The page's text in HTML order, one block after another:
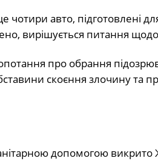
авто, підготовлені
вирішується питання
про обрання
скоєння злочину та
допомогою